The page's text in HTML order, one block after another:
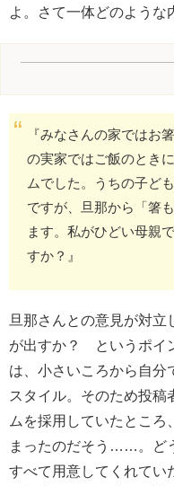
よ。さて一体どのような
『みなさんの家では
の実家ではご飯のとき
ムでした。うちの子ど
ですが、旦那から「箸
ます。私がひどい母親
すか？』
旦那さんとの意見が対
が出すか？ というポイ
は、小さいころから自分
スタイル。そのため投稿
ムを採用していたところ
まったのだそう……。ど
すべて用意してくれてい